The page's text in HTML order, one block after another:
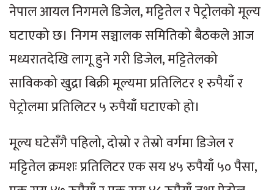
नेपाल आयल निगमले डिजेल, मट्टितेल र पेट्रोलको मूल्य
घटाएको छ। निगम सञ्चालक समितिको बैठकले आज
मध्यरातदेखि लागू हुने गरी डिजेल, मट्टितेलको
साविकको खुद्रा बिक्री मूल्यमा प्रतिलिटर १ रुपैयाँ र
पेट्रोलमा प्रतिलिटर ५ रुपैयाँ घटाएको हो।
मूल्य घटेसँगै पहिलो, दोस्रो र तेस्रो वर्गमा डिजेल र
मट्टितेल क्रमशः प्रतिलिटर एक सय ४५ रुपैयाँ ५० पैसा,